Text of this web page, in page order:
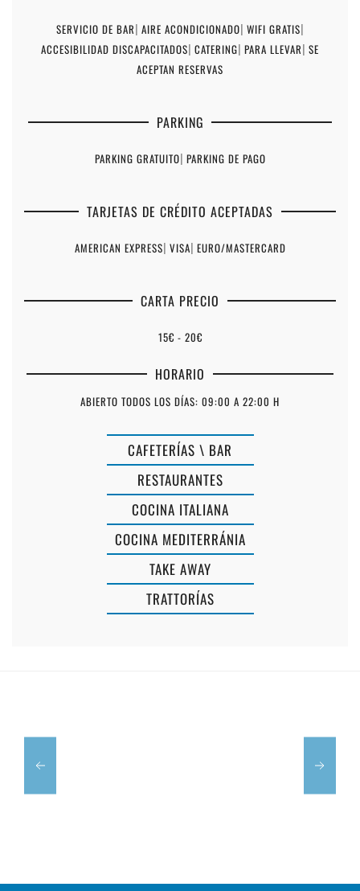
SERVICIO DE BAR| AIRE ACONDICIONADO| WIFI GRATIS|
ACCESIBILIDAD DISCAPACITADOS| CATERING| PARA LLEVAR| SE
ACEPTAN RESERVAS
PARKING
PARKING GRATUITO| PARKING DE PAGO
TARJETAS DE CRÉDITO ACEPTADAS
AMERICAN EXPRESS| VISA| EURO/MASTERCARD
CARTA PRECIO
15€ - 20€
HORARIO
ABIERTO TODOS LOS DÍAS: 09:00 A 22:00 H
CAFETERÍAS \ BAR
RESTAURANTES
COCINA ITALIANA
COCINA MEDITERRÁNIA
TAKE AWAY
TRATTORÍAS
RESTAURANTE